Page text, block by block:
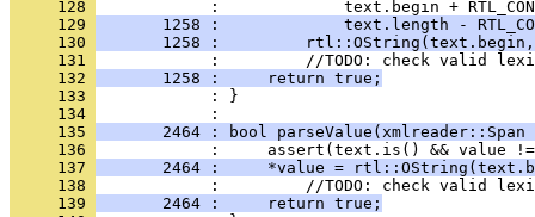
     128
     129
1258 :             text.length -
     130
1258 :
     131
     132
       1258 :     return true;
     133
            : }
     134
     135
2464 : bool
     136
     137
2464 :     *value =
     138
     139
       2464 :     return true;